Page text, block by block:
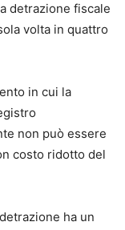
detrazione fiscale
volta in quattro
in cui la
non può essere
costo ridotto del
ha un